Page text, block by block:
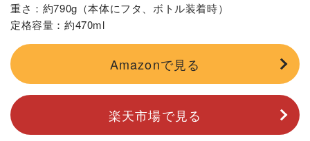
重さ：約790g（本体にフタ、ボトル装着時）
定格容量：約470ml
Amazonで見る
楽天市場で見る